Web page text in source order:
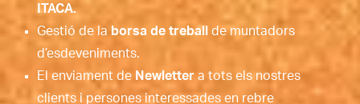
ITACA.
Gestió de la borsa de treball
de muntadors
d’esdeveniments.
El enviament de Newlettera tots els nostres
clients i persones interessades en rebre